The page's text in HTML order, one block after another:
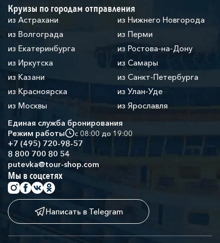
Круизы по городам отправления
из Астрахани
из Волгограда
из Екатеринбурга
из Иркутска
из Казани
из Красноярска
из Москвы
из Нижнего Новгорода
из Перми
из Ростова-на-Дону
из Самары
из Санкт-Петербурга
из Улан-Уде
из Ярославля
Единая служба бронирования
Режим работы
с 08:00 до 19:00
+7 (495) 720-98-57
8 800 700 80 54
putevka@tour-shop.com
Мы в соцсетях
Написать в Telegram